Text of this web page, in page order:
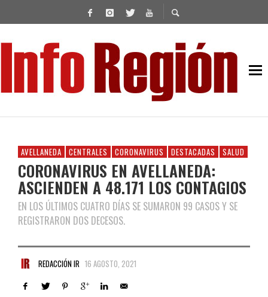
AVELLANEDA CENTRALES CORONAVIRUS DESTACADAS SALUD
CORONAVIRUS EN AVELLANEDA:
ASCIENDEN A 48.171 LOS CONTAGIOS
EN LOS ÚLTIMOS CUATRO DÍAS SE SUMARON 99 CASOS Y SE
REGISTRARON DOS DECESOS.
REDACCIÓN IR 16 AGOSTO, 2021